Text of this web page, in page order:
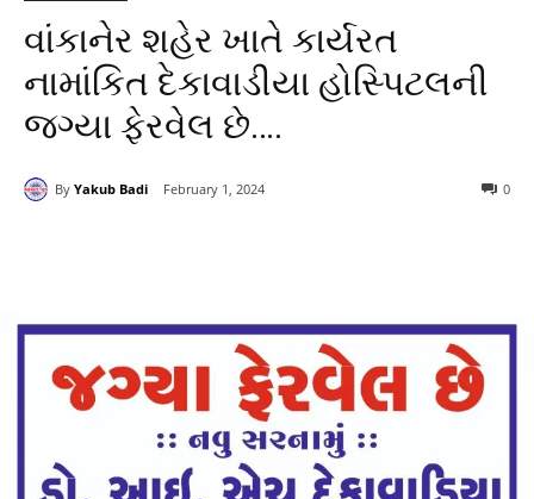
વાંકાનેર શહેર ખાતે કાર્યરત
નામાંકિત દેકાવાડીયા હોસ્પિટલની
જગ્યા ફેરવેલ છે….
By Yakub Badi February 1, 2024 0